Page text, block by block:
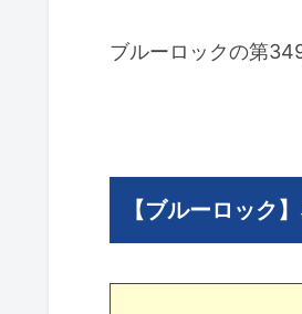
ブルーロックの第
【ブルーロック